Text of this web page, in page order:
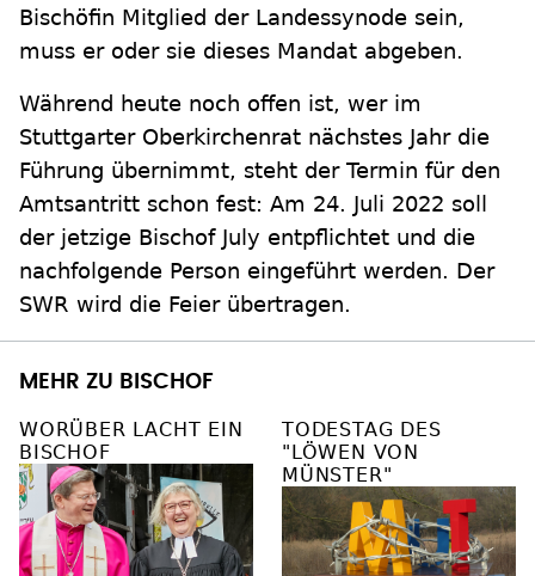
Bischöfin Mitglied der Landessynode sein,
muss er oder sie dieses Mandat abgeben.
Während heute noch offen ist, wer im
Stuttgarter Oberkirchenrat nächstes Jahr die
Führung übernimmt, steht der Termin für den
Amtsantritt schon fest: Am 24. Juli 2022 soll
der jetzige Bischof July entpflichtet und die
nachfolgende Person eingeführt werden. Der
SWR wird die Feier übertragen.
MEHR ZU BISCHOF
WORÜBER LACHT EIN
BISCHOF
TODESTAG DES
"LÖWEN VON
MÜNSTER"